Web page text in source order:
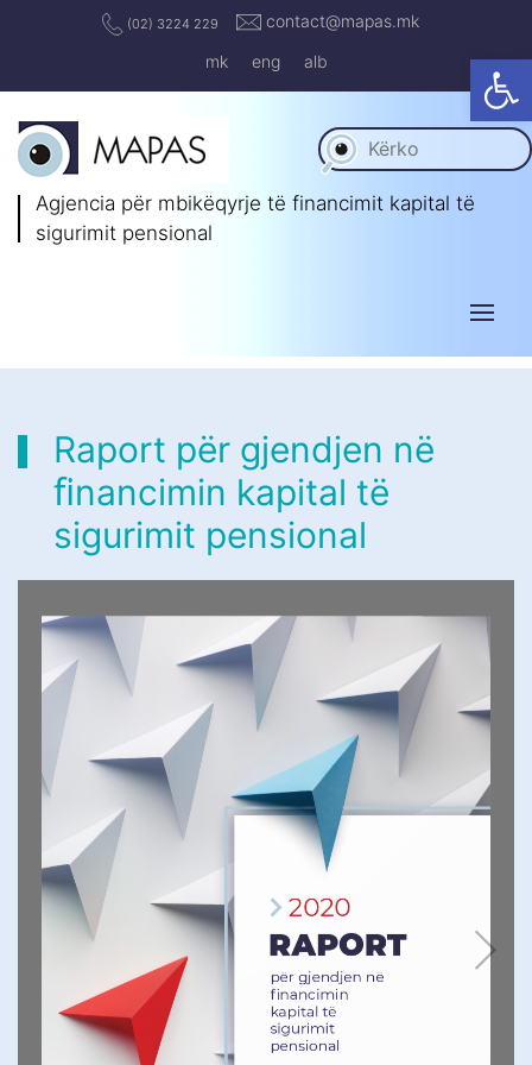
(02) 3224 229
contact@mapas.mk
mk
eng alb
Agjencia për mbikëqyrje të financimit kapital të
sigurimit pensional
Raport për gjendjen në
ﬁnancimin kapital të
sigurimit pensional